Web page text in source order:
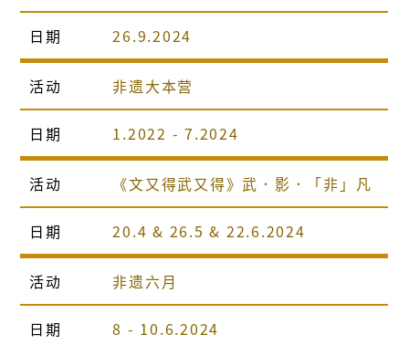
日期 26.9.2024
活动 非遗大本营
日期 1.2022 - 7.2024
活动 《文又得武又得》武．影．「非」凡
日期 20.4 & 26.5 & 22.6.2024
活动 非遗六月
日期 8 - 10.6.2024